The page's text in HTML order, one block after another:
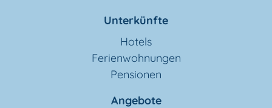
Unterkünfte
Hotels
Ferienwohnungen
Pensionen
Angebote